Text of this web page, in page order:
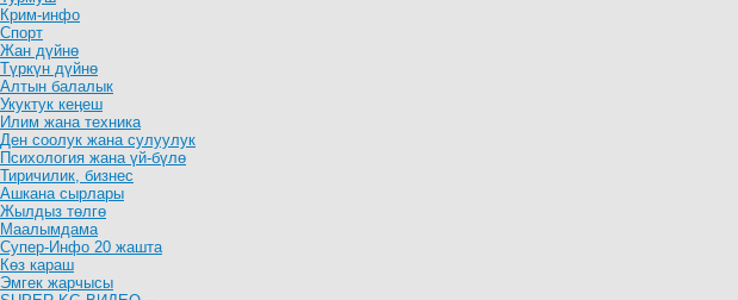
Крим-инфо
Спорт
Жан дүйнө
Түркүн дүйнө
Алтын балалык
Укуктук кеӊеш
Илим жана техника
Ден соолук жана сулуулук
Психология жана үй-бүлө
Тиричилик, бизнес
Ашкана сырлары
Жылдыз төлгө
Маалымдама
Супер-Инфо 20 жашта
Көз караш
Эмгек жарчысы